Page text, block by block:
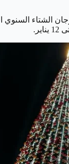
السنوي الذي